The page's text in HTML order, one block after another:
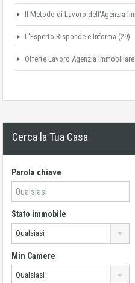
Il Metodo di Lavoro dell'Agenzia
L'Esperto Risponde e Informa (29)
Offerte Lavoro Agenzia
Cerca la Tua Casa
Parola chiave
Stato immobile
Qualsiasi
Min Camere
Qualsiasi